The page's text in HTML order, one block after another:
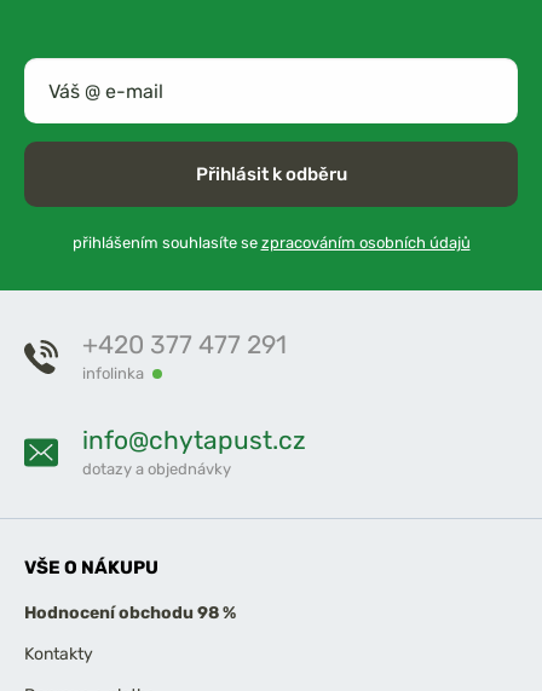
Přihlásit k odběru
přihlášením souhlasíte se zpracováním osobních údajů
+420 377 477 291
infolinka
info@chytapust.cz
dotazy a objednávky
VŠE O NÁKUPU
Hodnocení obchodu 98 %
Kontakty